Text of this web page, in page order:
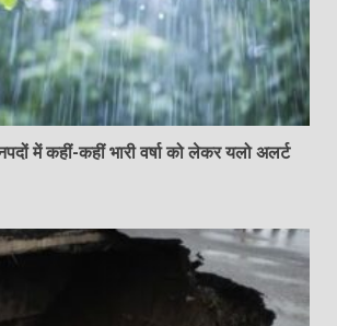
में कहीं-कहीं भारी वर्षा को लेकर यलो अलर्ट